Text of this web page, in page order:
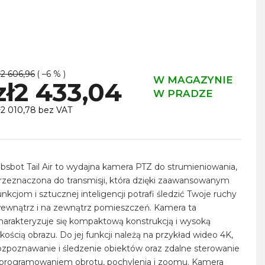
606,96 ( –6 % )
433,04
W MAGAZYNIE
W PRADZE
010,78 bez VAT
Tail Air to wydajna kamera PTZ do strumieniowania,
do transmisji, która dzięki zaawansowanym
i sztucznej inteligencji potrafi śledzić Twoje ruchy
i na zewnątrz pomieszczeń. Kamera ta
się kompaktową konstrukcją i wysoką
obrazu. Do jej funkcji należą na przykład wideo 4K,
i śledzenie obiektów oraz zdalne sterowanie
obrotu, pochylenia i zoomu. Kamera